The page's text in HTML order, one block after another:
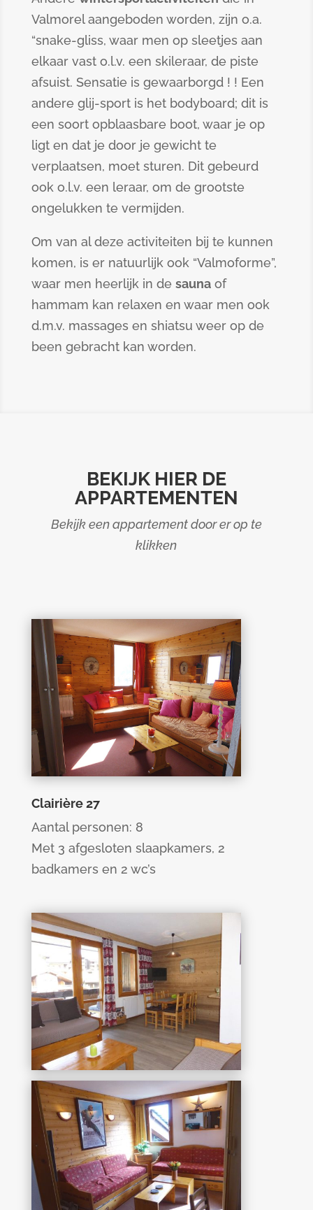
Valmorel aangeboden worden, zijn o.a.
“snake-gliss, waar men op sleetjes aan
elkaar vast o.l.v. een skileraar, de piste
afsuist. Sensatie is gewaarborgd ! ! Een
andere glij-sport is het bodyboard; dit is
een soort opblaasbare boot, waar je op
ligt en dat je door je gewicht te
verplaatsen, moet sturen. Dit gebeurd
ook o.l.v. een leraar, om de grootste
ongelukken te vermijden.
Om van al deze activiteiten bij te kunnen
komen, is er natuurlijk ook “Valmoforme”,
waar men heerlijk in de saunaof
hammam kan relaxen en waar men ook
d.m.v. massages en shiatsu weer op de
been gebracht kan worden.
BEKIJK HIER DE
APPARTEMENTEN
Bekijk een appartement door er op te
klikken
Clairière 27
Aantal personen: 8
Met 3 afgesloten slaapkamers, 2
badkamers en 2 wc’s
Souche 8
Aantal personen: 6
Met een afgesloten slaapkamer en
een badkamer met wc